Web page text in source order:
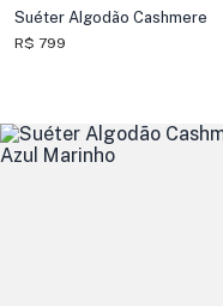
Suéter Algodão Cashmere
R$ 799